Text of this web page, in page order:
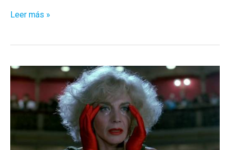
I
Basura,
por
Platania
Aeternum
Leer más »